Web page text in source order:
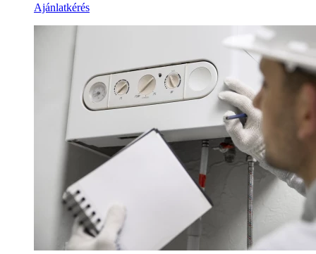
Ajánlatkérés